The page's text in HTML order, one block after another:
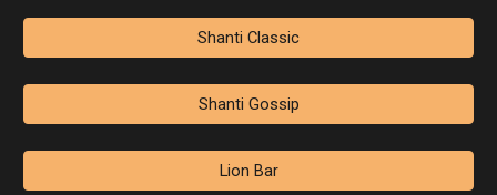
Shanti Classic
Shanti Gossip
Lion Bar